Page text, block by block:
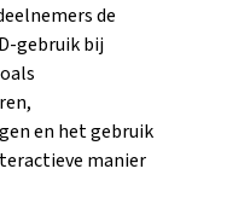
de
gebruik bij
en het gebruik
manier